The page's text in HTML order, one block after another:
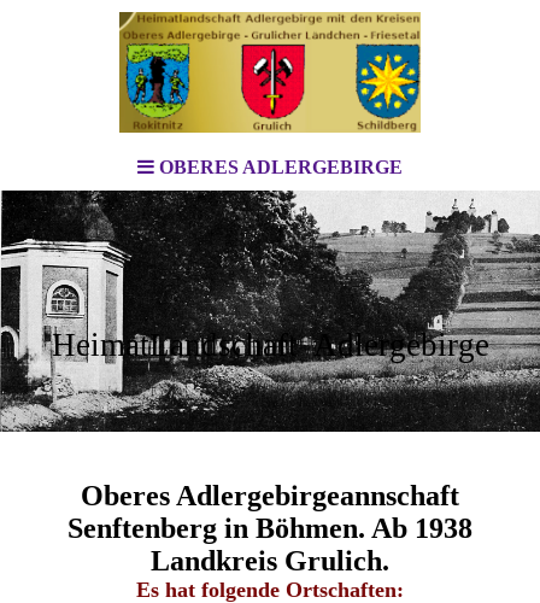
OBERES ADLERGEBIRGE
HeimatLandschaft Adlergebirge
Oberes Adlergebirgeannschaft
Senftenberg in Böhmen. Ab 1938
Landkreis Grulich.
Es hat folgende Ortschaften: